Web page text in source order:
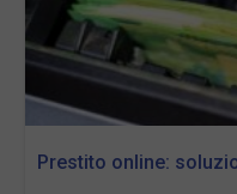
Prestito online: